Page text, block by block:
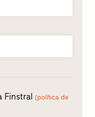
Finstral (política de